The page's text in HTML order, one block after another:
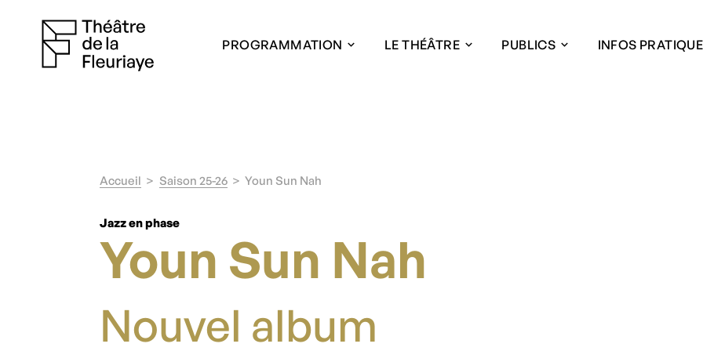
PROGRAMMATION LE THÉÂTRE PUBLICS INFOS
Accueil Saison 25-26 Youn Sun Nah
Jazz en phase
Youn Sun Nah
Nouvel album